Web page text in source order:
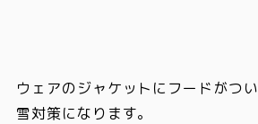
ウェアのジャケットにフードがつい
雪対策になります。